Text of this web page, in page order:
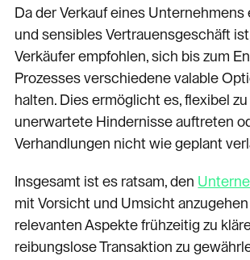
Da der Verkauf eines
und sensibles Vertrauensgeschäft
Verkäufer empfohlen, sich bis zum
Prozesses verschiedene valable
halten. Dies ermöglicht es, flexibel
unerwartete Hindernisse auftreten
Verhandlungen nicht wie geplant
Insgesamt ist es ratsam, den
mit Vorsicht und Umsicht
relevanten Aspekte frühzeitig zu
reibungslose Transaktion zu